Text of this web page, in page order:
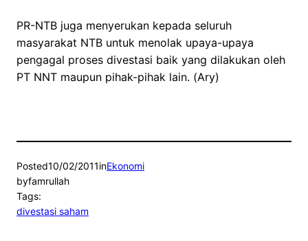
PR-NTB juga menyerukan kepada seluruh
masyarakat NTB untuk menolak upaya-upaya
pengagal proses divestasi baik yang dilakukan oleh
PT NNT maupun pihak-pihak lain. (Ary)
Posted10/02/2011inEkonomi
byfamrullah
Tags:
divestasi saham